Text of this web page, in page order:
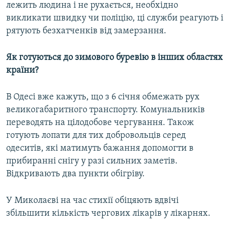
лежить людина і не рухається, необхідно
викликати швидку чи поліцію, ці служби реагують і
рятують безхатченків від замерзання.
Як готуються до зимового буревію в інших областях
країни?
В Одесі вже кажуть, що з 6 січня обмежать рух
великогабаритного транспорту. Комунальників
переводять на цілодобове чергування. Також
готують лопати для тих добровольців серед
одеситів, які матимуть бажання допомогти в
прибиранні снігу у разі сильних заметів.
Відкривають два пункти обігріву.
У Миколаєві на час стихії обіцяють вдвічі
збільшити кількість чергових лікарів у лікарнях.